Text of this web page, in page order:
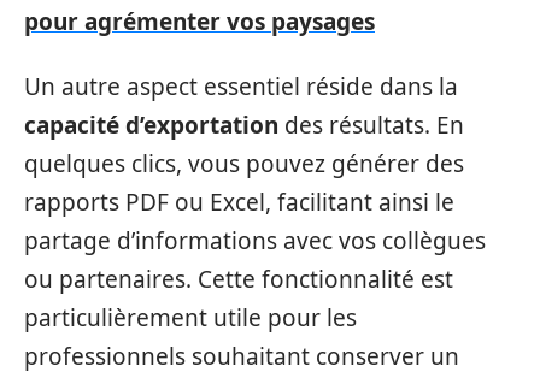
pour agrémenter vos paysages
Un autre aspect essentiel réside dans la
capacité d’exportation des résultats. En
quelques clics, vous pouvez générer des
rapports PDF ou Excel, facilitant ainsi le
partage d’informations avec vos collègues
ou partenaires. Cette fonctionnalité est
particulièrement utile pour les
professionnels souhaitant conserver un